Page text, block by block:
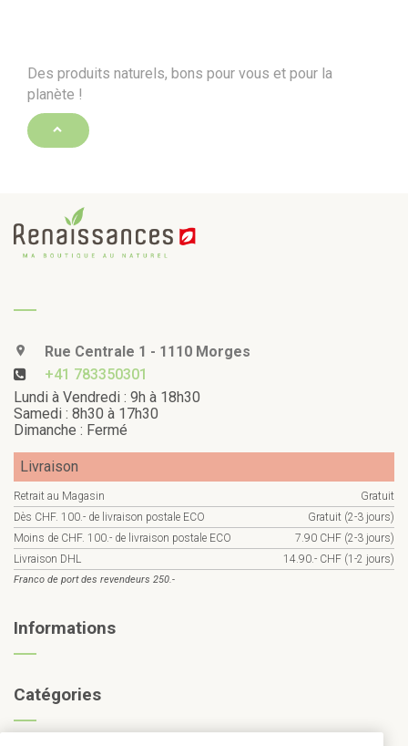
Des produits naturels, bons pour vous et pour la
planète !
Rue Centrale 1 - 1110 Morges
+41 783350301
Lundi à Vendredi : 9h à 18h30
Samedi : 8h30 à 17h30
Dimanche : Fermé
Livraison
Retrait au Magasin
Gratuit
Dès CHF. 100.- de livraison postale ECO
Gratuit (2-3 jours)
Moins de CHF. 100.- de livraison postale ECO
7.90 CHF (2-3 jours)
Livraison DHL
14.90.- CHF (1-2 jours)
Franco de port des revendeurs 250.-
Informations
Catégories